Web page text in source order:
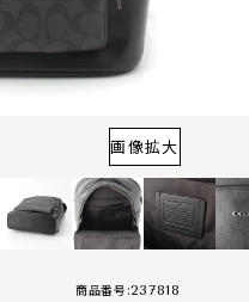
画像拡大
商品番号 237818